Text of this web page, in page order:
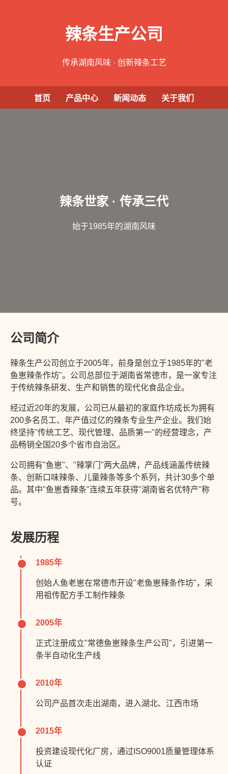
辣条生产公司
传承湖南风味 · 创新辣条工艺
首页 产品中心 新闻动态 关于我们
辣条世家 · 传承三代
始于1985年的湖南风味
公司简介
辣条生产公司创立于2005年，前身是创立于1985年的"老
鱼崽辣条作坊"。公司总部位于湖南省常德市，是一家专注
于传统辣条研发、生产和销售的现代化食品企业。
经过近20年的发展，公司已从最初的家庭作坊成长为拥有
200多名员工、年产值过亿的辣条专业生产企业。我们始
终坚持"传统工艺、现代管理、品质第一"的经营理念，产
品畅销全国20多个省市自治区。
公司拥有"鱼崽"、"辣掌门"两大品牌，产品线涵盖传统辣
条、创新口味辣条、儿童辣条等多个系列，共计30多个单
品。其中"鱼崽香辣条"连续五年获得"湖南省名优特产"称
号。
发展历程
1985年
创始人鱼老崽在常德市开设"老鱼崽辣条作坊"，采
用祖传配方手工制作辣条
2005年
正式注册成立"常德鱼崽辣条生产公司"，引进第一
条半自动化生产线
2010年
公司产品首次走出湖南，进入湖北、江西市场
2015年
投资建设现代化厂房，通过ISO9001质量管理体系
认证